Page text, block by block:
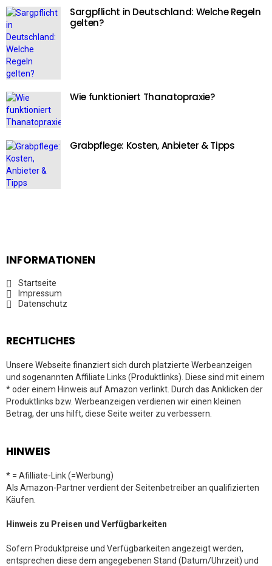
Sargpflicht in Deutschland: Welche Regeln
gelten?
Wie funktioniert Thanatopraxie?
Grabpflege: Kosten, Anbieter & Tipps
INFORMATIONEN
Startseite
Impressum
Datenschutz
RECHTLICHES
Unsere Webseite finanziert sich durch platzierte Werbeanzeigen
und sogenannten Affiliate Links (Produktlinks). Diese sind mit einem
* oder einem Hinweis auf Amazon verlinkt. Durch das Anklicken der
Produktlinks bzw. Werbeanzeigen verdienen wir einen kleinen
Betrag, der uns hilft, diese Seite weiter zu verbessern.
HINWEIS
* = Afilliate-Link (=Werbung)
Als Amazon-Partner verdient der Seitenbetreiber an qualifizierten
Käufen.
Hinweis zu Preisen und Verfügbarkeiten
Sofern Produktpreise und Verfügbarkeiten angezeigt werden,
entsprechen diese dem angegebenen Stand (Datum/Uhrzeit) und